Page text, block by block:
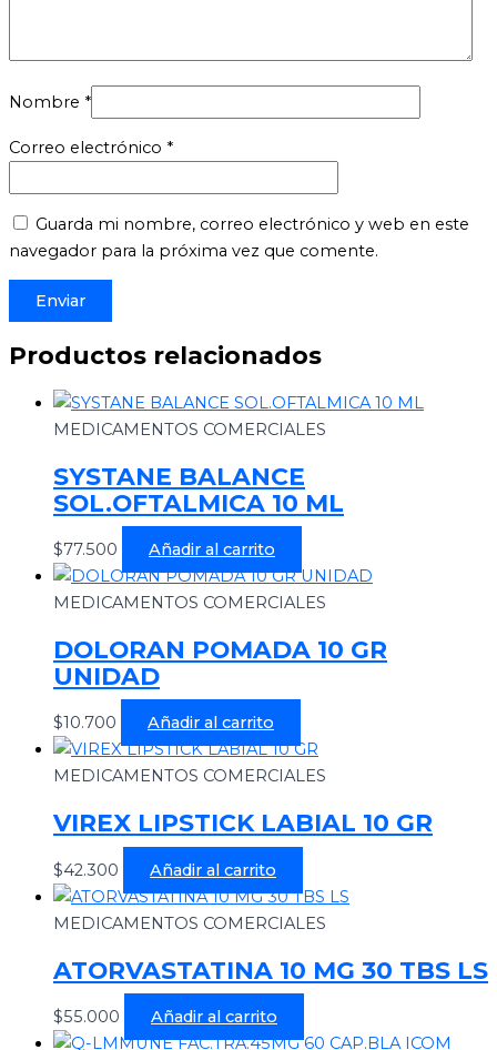
Nombre *
Correo electrónico *
Guarda mi nombre, correo electrónico y web en este
navegador para la próxima vez que comente.
Productos relacionados
MEDICAMENTOS COMERCIALES
SYSTANE BALANCE
SOL.OFTALMICA 10 ML
$77.500 Añadir al carrito
MEDICAMENTOS COMERCIALES
DOLORAN POMADA 10 GR
UNIDAD
$10.700 Añadir al carrito
MEDICAMENTOS COMERCIALES
VIREX LIPSTICK LABIAL 10 GR
$42.300 Añadir al carrito
MEDICAMENTOS COMERCIALES
ATORVASTATINA 10 MG 30 TBS LS
$55.000 Añadir al carrito